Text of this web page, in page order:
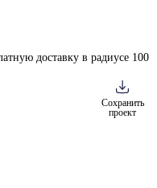
доставку в радиусе 100
Сохранить
проект